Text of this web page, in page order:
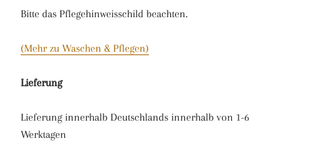
Bitte das Pflegehinweisschild beachten.
(Mehr zu Waschen & Pflegen)
Lieferung
Lieferung innerhalb Deutschlands innerhalb von 1-6
Werktagen